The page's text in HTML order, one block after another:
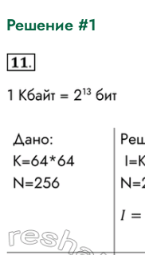
Решение #1